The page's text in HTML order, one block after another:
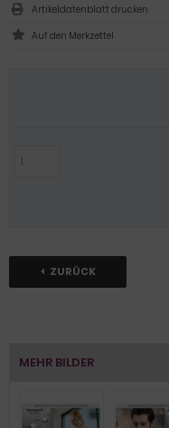
ZURÜCK
Artikeldatenblatt drucken
MEHR BILDER